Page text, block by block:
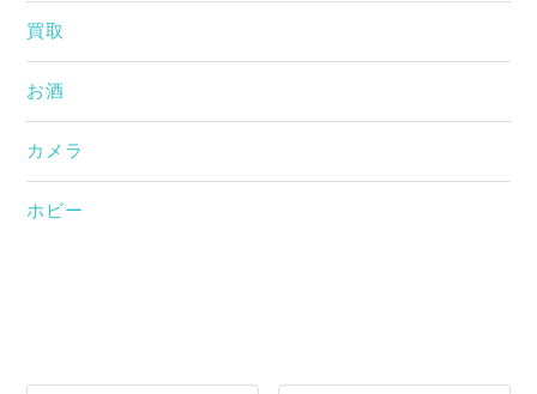
買取
お酒
カメラ
ホビー